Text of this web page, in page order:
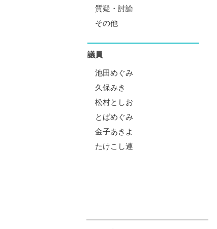
質疑・討論
その他
議員
池田めぐみ
久保みき
松村としお
とばめぐみ
金子あきよ
たけこし連